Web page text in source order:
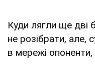
Куди лягли ще дві
не розібрати, але,
в мережі опоненти,